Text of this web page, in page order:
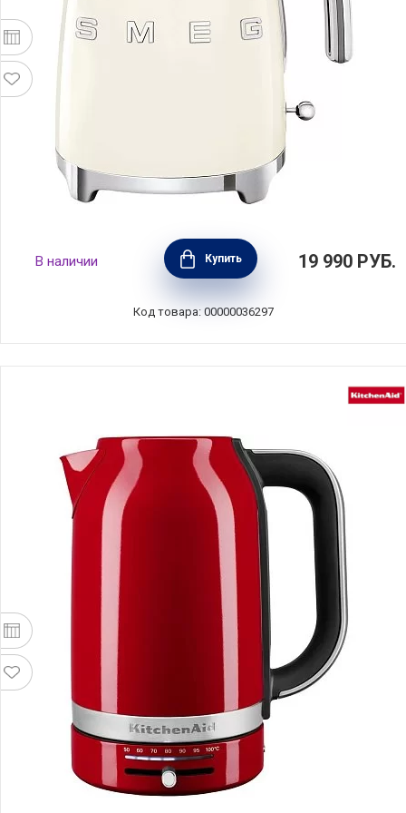
Чайник электрический 1,7 л, нержавеющая
сталь, цвет кремовый, SMEG, Италия,
KLF03CREU
В наличии Купить 19 990 РУБ.
Код товара: 00000036297